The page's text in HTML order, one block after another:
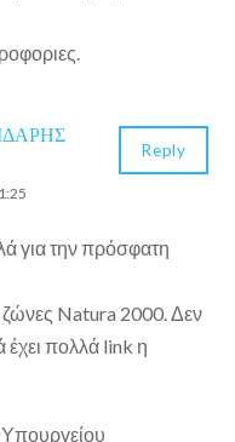
για την πρόσφατη
ζώνες Natura 2000. Δεν
πολλά link η
Υπουργείου
Reply